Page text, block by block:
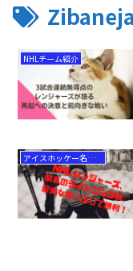
NHLチーム紹介
アイスホッケー名勝負